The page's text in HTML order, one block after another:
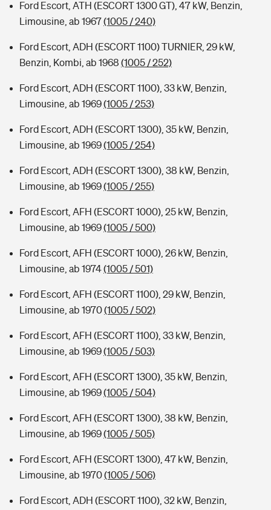
Ford Escort, ATH (ESCORT 1300 GT), 47 kW, Benzin,
Limousine, ab 1967(1005 / 240)
Ford Escort, ADH (ESCORT 1100) TURNIER, 29 kW,
Benzin, Kombi, ab 1968 (1005 / 252)
Ford Escort, ADH (ESCORT 1100), 33 kW, Benzin,
Limousine, ab 1969(1005 / 253)
Ford Escort, ADH (ESCORT 1300), 35 kW, Benzin,
Limousine, ab 1969(1005 / 254)
Ford Escort, ADH (ESCORT 1300), 38 kW, Benzin,
Limousine, ab 1969(1005 / 255)
Ford Escort, AFH (ESCORT 1000), 25 kW, Benzin,
Limousine, ab 1969(1005 / 500)
Ford Escort, AFH (ESCORT 1000), 26 kW, Benzin,
Limousine, ab 1974(1005 / 501)
Ford Escort, AFH (ESCORT 1100), 29 kW, Benzin,
Limousine, ab 1970(1005 / 502)
Ford Escort, AFH (ESCORT 1100), 33 kW, Benzin,
Limousine, ab 1969(1005 / 503)
Ford Escort, AFH (ESCORT 1300), 35 kW, Benzin,
Limousine, ab 1969(1005 / 504)
Ford Escort, AFH (ESCORT 1300), 38 kW, Benzin,
Limousine, ab 1969(1005 / 505)
Ford Escort, AFH (ESCORT 1300), 47 kW, Benzin,
Limousine, ab 1970(1005 / 506)
Ford Escort, ADH (ESCORT 1100), 32 kW, Benzin,